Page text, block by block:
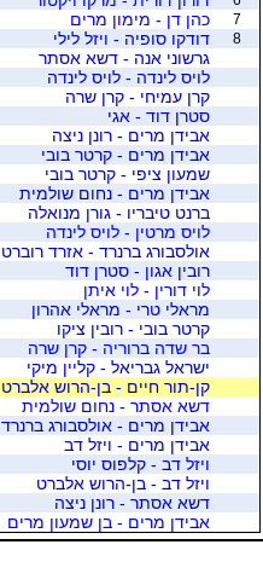
7
כהן דן - מימון מרים
8
דודקו סופיה - ויזל לילי
גרשוני אנה - דשא אסתר
לויס לינדה - לויס לינדה
קרן עמיחי - קרן שרה
סטרן דוד - אגי
אבידן מרים - רונן ניצה
אבידן מרים - קרטר בובי
שמעון ציפי - קרטר בובי
אבידן מרים - נחום שולמית
ברנט טיבריו - גורן מנואלה
לויס מרטין - לויס לינדה
אולסבורג ברנרד - אזרד רוברט
רובין אגון - סטרן דוד
לוי דורין - לוי איתן
מראלי טרי - מראלי אהרון
קרטר בובי - רובין ציקו
בר שדה ברוריה - קרן שרה
ישראל גבריאל - קליין מיקי
קן-תור חיים - בן-הרוש אלברט
דשא אסתר - נחום שולמית
אבידן מרים - אולסבורג ברנרד
אבידן מרים - ויזל דב
ויזל דב - קלפוס יוסי
ויזל דב - בן-הרוש אלברט
דשא אסתר - רונן ניצה
אבידן מרים - בן שמעון מרים